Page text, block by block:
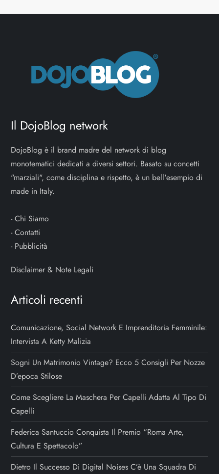
Il DojoBlog network
DojoBlog è il brand madre del network di blog
monotematici dedicati a diversi settori. Basato su concetti
"marziali", come disciplina e rispetto, è un bell'esempio di
made in Italy.
-Chi Siamo
-Contatti
- Pubblicità
Disclaimer & Note Legali
Articoli recenti
Comunicazione, Social Network E Imprenditoria Femminile:
Intervista A Ketty Malizia
Sogni Un Matrimonio Vintage? Ecco 5 Consigli Per Nozze
D’epoca Stilose
Come Scegliere La Maschera Per Capelli Adatta Al Tipo Di
Capelli
Federica Santuccio Conquista Il Premio “Roma Arte,
Cultura E Spettacolo”
Dietro Il Successo Di Digital Noises C’è Una Squadra Di